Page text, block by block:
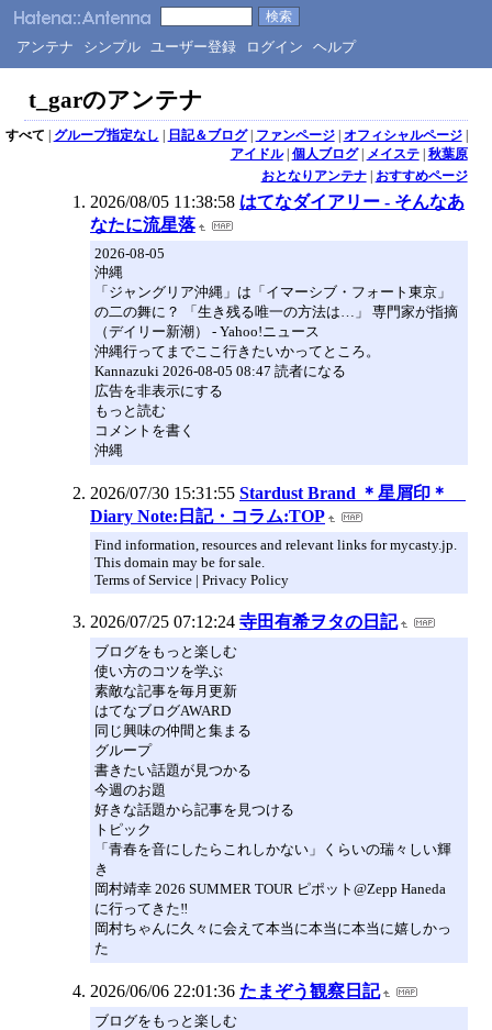
アンテナ シンプル ユーザー登録 ログイン ヘルプ
t_garのアンテナ
すべて | グループ指定なし | 日記＆ブログ| ファンページ| オフィシャルページ|
アイドル| 個人ブログ| メイステ| 秋葉原
おとなりアンテナ| おすすめページ
2026/08/05 11:38:58 はてなダイアリー - そんなあ
なたに流星落
2026-08-05
沖縄
「ジャングリア沖縄」は「イマーシブ・フォート東京」
の二の舞に？ 「生き残る唯一の方法は…」 専門家が指摘
（デイリー新潮） - Yahoo!ニュース
沖縄行ってまでここ行きたいかってところ。
Kannazuki 2026-08-05 08:47 読者になる
広告を非表示にする
もっと読む
コメントを書く
沖縄
2026/07/30 15:31:55 Stardust Brand ＊星屑印＊
Diary Note:日記・コラム:TOP
Find information, resources and relevant links for mycasty.jp.
This domain may be for sale.
Terms of Service | Privacy Policy
2026/07/25 07:12:24 寺田有希ヲタの日記
ブログをもっと楽しむ
使い方のコツを学ぶ
素敵な記事を毎月更新
はてなブログAWARD
同じ興味の仲間と集まる
グループ
書きたい話題が見つかる
今週のお題
好きな話題から記事を見つける
トピック
「青春を音にしたらこれしかない」くらいの瑞々しい輝
き
岡村靖幸 2026 SUMMER TOUR ピポット@Zepp Haneda
に行ってきた‼️
岡村ちゃんに久々に会えて本当に本当に本当に嬉しかっ
た
2026/06/06 22:01:36 たまぞう観察日記
ブログをもっと楽しむ